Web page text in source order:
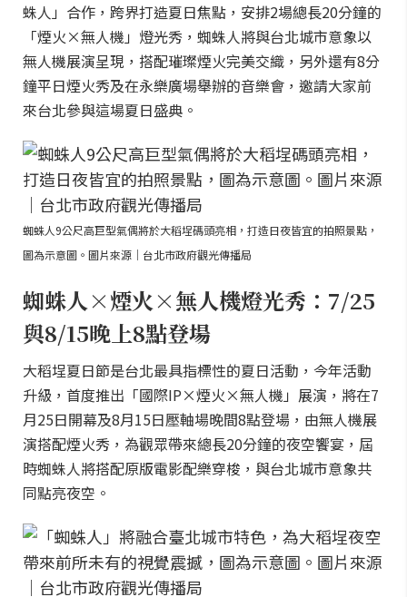
蛛人」合作，跨界打造夏日焦點，安排2場總長20分鐘的
「煙火×無人機」燈光秀，蜘蛛人將與台北城市意象以
無人機展演呈現，搭配璀璨煙火完美交織，另外還有8分
鐘平日煙火秀及在永樂廣場舉辦的音樂會，邀請大家前
來台北參與這場夏日盛典。
蜘蛛人9公尺高巨型氣偶將於大稻埕碼頭亮相，打造日夜皆宜的拍照景點，
圖為示意圖。圖片來源｜台北市政府觀光傳播局
蜘蛛人×煙火×無人機燈光秀：7/25
與8/15晚上8點登場
大稻埕夏日節是台北最具指標性的夏日活動，今年活動
升級，首度推出「國際IP×煙火×無人機」展演，將在7
月25日開幕及8月15日壓軸場晚間8點登場，由無人機展
演搭配煙火秀，為觀眾帶來總長20分鐘的夜空饗宴，屆
時蜘蛛人將搭配原版電影配樂穿梭，與台北城市意象共
同點亮夜空。